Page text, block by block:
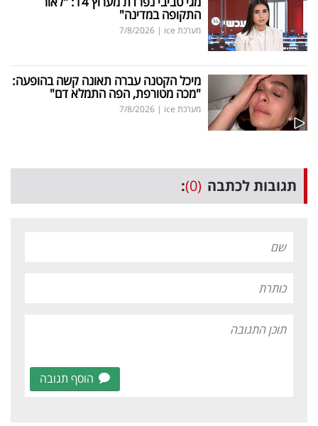
התקופה במדינה"
מערכת ice |
7/8/2026
מיכל הקטנה עברה תאונה קשה בהופעה:
"מכה מטורפת, הפה התמלא דם"
מערכת ice |
7/8/2026
תגובות לכתבה (0)
:
הוסף תגובה